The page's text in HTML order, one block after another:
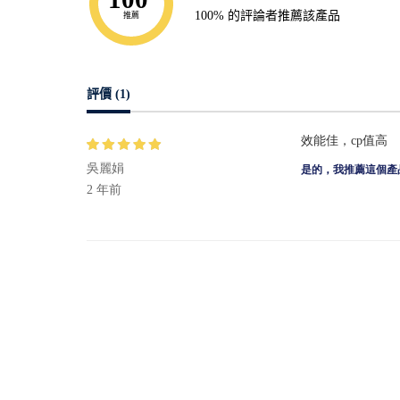
推薦
100% 的評論者推薦該產品
評價 (1)
吳麗娟
2 年前
效能佳，cp值高
是的，我推薦這個產